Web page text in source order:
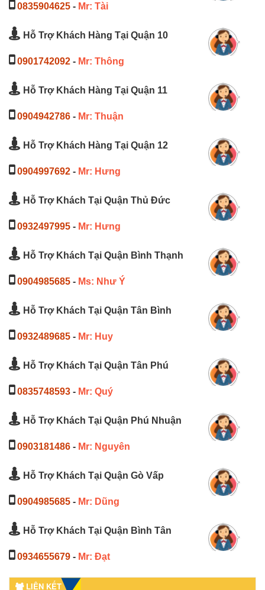
0835904625 - Mr: Tài
Hỗ Trợ Khách Hàng Tại Quận 10
0901742092 - Mr: Thông
Hỗ Trợ Khách Hàng Tại Quận 11
0904942786 - Mr: Thuận
Hỗ Trợ Khách Hàng Tại Quận 12
0904997692 - Mr: Hưng
Hỗ Trợ Khách Tại Quận Thủ Đức
0932497995 - Mr: Hưng
Hỗ Trợ Khách Tại Quận Bình Thạnh
0904985685 - Ms: Như Ý
Hỗ Trợ Khách Tại Quận Tân Bình
0932489685 - Mr: Huy
Hỗ Trợ Khách Tại Quận Tân Phú
0835748593 - Mr: Quý
Hỗ Trợ Khách Tại Quận Phú Nhuận
0903181486 - Mr: Nguyên
Hỗ Trợ Khách Tại Quận Gò Vấp
0904985685 - Mr: Dũng
Hỗ Trợ Khách Tại Quận Bình Tân
0934655679 - Mr: Đạt
LIÊN KẾT